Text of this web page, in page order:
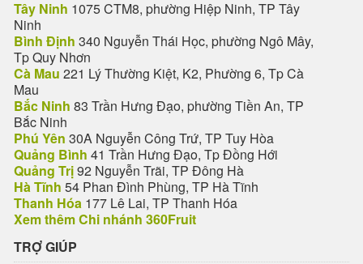
Tây Ninh 1075 CTM8, phường Hiệp Ninh, TP Tây
Ninh
Bình Định 340 Nguyễn Thái Học, phường Ngô Mây,
Tp Quy Nhơn
Cà Mau 221 Lý Thường Kiệt, K2, Phường 6, Tp Cà
Mau
Bắc Ninh 83 Trần Hưng Đạo, phường Tiền An, TP
Bắc Ninh
Phú Yên 30A Nguyễn Công Trứ, TP Tuy Hòa
Quảng Bình 41 Trần Hưng Đạo, Tp Đồng Hới
Quảng Trị92 Nguyễn Trãi, TP Đông Hà
Hà Tĩnh 54 Phan Đình Phùng, TP Hà Tĩnh
Thanh Hóa 177 Lê Lai, TP Thanh Hóa
Xem thêm Chi nhánh 360Fruit
TRỢ GIÚP